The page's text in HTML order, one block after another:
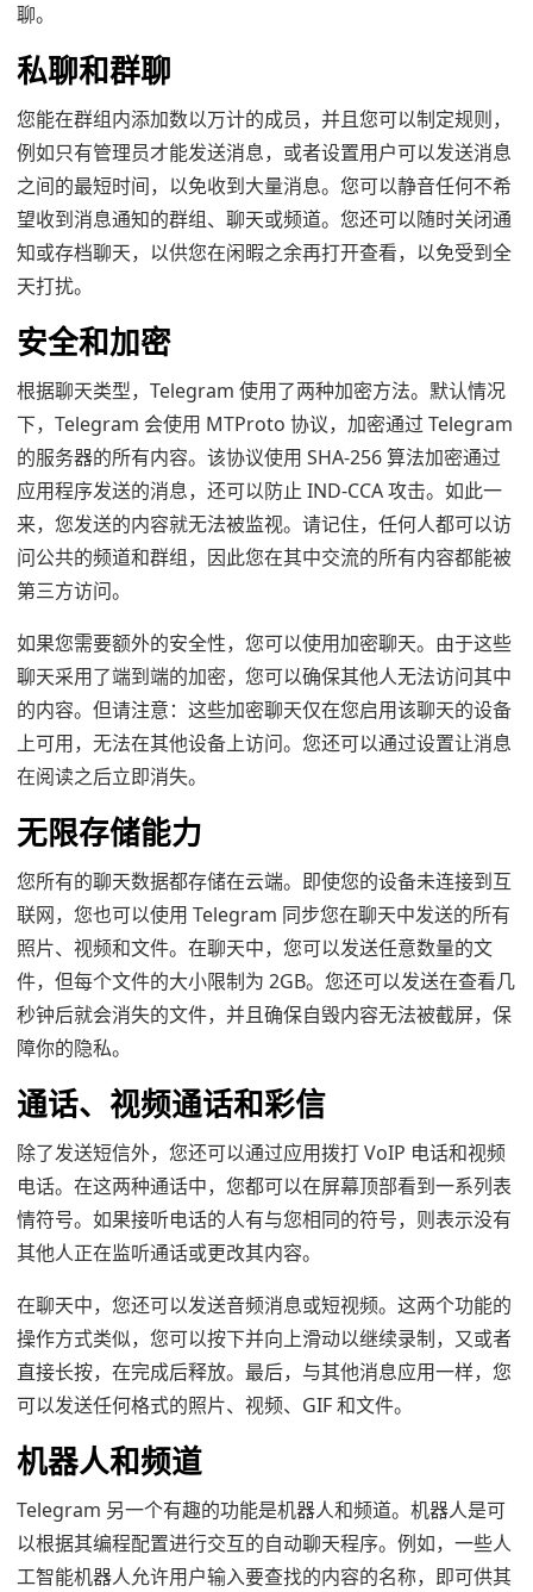
聊。
私聊和群聊
您能在群组内添加数以万计的成员，并且您可以制定规则，
例如只有管理员才能发送消息，或者设置用户可以发送消息
之间的最短时间，以免收到大量消息。您可以静音任何不希
望收到消息通知的群组、聊天或频道。您还可以随时关闭通
知或存档聊天，以供您在闲暇之余再打开查看，以免受到全
天打扰。
安全和加密
根据聊天类型，Telegram 使用了两种加密方法。默认情况
下，Telegram 会使用 MTProto 协议，加密通过 Telegram
的服务器的所有内容。该协议使用 SHA-256 算法加密通过
应用程序发送的消息，还可以防止 IND-CCA 攻击。如此一
来，您发送的内容就无法被监视。请记住，任何人都可以访
问公共的频道和群组，因此您在其中交流的所有内容都能被
第三方访问。
如果您需要额外的安全性，您可以使用加密聊天。由于这些
聊天采用了端到端的加密，您可以确保其他人无法访问其中
的内容。但请注意：这些加密聊天仅在您启用该聊天的设备
上可用，无法在其他设备上访问。您还可以通过设置让消息
在阅读之后立即消失。
无限存储能力
您所有的聊天数据都存储在云端。即使您的设备未连接到互
联网，您也可以使用 Telegram 同步您在聊天中发送的所有
照片、视频和文件。在聊天中，您可以发送任意数量的文
件，但每个文件的大小限制为 2GB。您还可以发送在查看几
秒钟后就会消失的文件，并且确保自毁内容无法被截屏，保
障你的隐私。
通话、视频通话和彩信
除了发送短信外，您还可以通过应用拨打 VoIP 电话和视频
电话。在这两种通话中，您都可以在屏幕顶部看到一系列表
情符号。如果接听电话的人有与您相同的符号，则表示没有
其他人正在监听通话或更改其内容。
在聊天中，您还可以发送音频消息或短视频。这两个功能的
操作方式类似，您可以按下并向上滑动以继续录制，又或者
直接长按，在完成后释放。最后，与其他消息应用一样，您
可以发送任何格式的照片、视频、GIF 和文件。
机器人和频道
Telegram 另一个有趣的功能是机器人和频道。机器人是可
以根据其编程配置进行交互的自动聊天程序。例如，一些人
工智能机器人允许用户输入要查找的内容的名称，即可供其